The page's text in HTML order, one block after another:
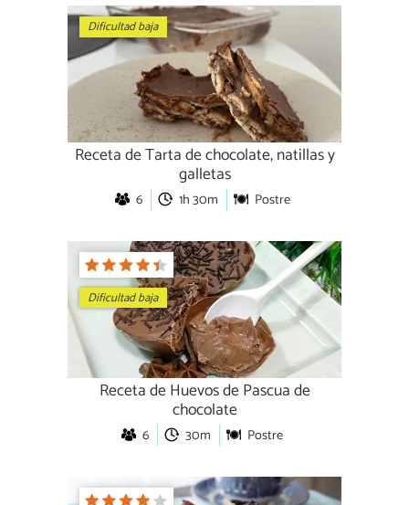
Dificultad baja
Receta de Tarta de chocolate, natillas y
galletas
6 1h 30m Postre
Dificultad baja
Receta de Huevos de Pascua de
chocolate
6 30m Postre